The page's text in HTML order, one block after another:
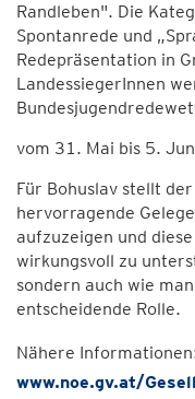
Randleben". Die
Spontanrede und
Redepräsentation in
LandessiegerInnen
vom 31. Mai bis 5.
Für Bohuslav stellt
hervorragende
aufzuzeigen und
wirkungsvoll zu
sondern auch wie
entscheidende Rolle.
Nähere
www.noe.gv.at/